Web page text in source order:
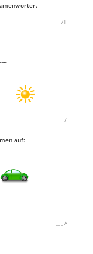
/17P
/3P
auf:
/4P